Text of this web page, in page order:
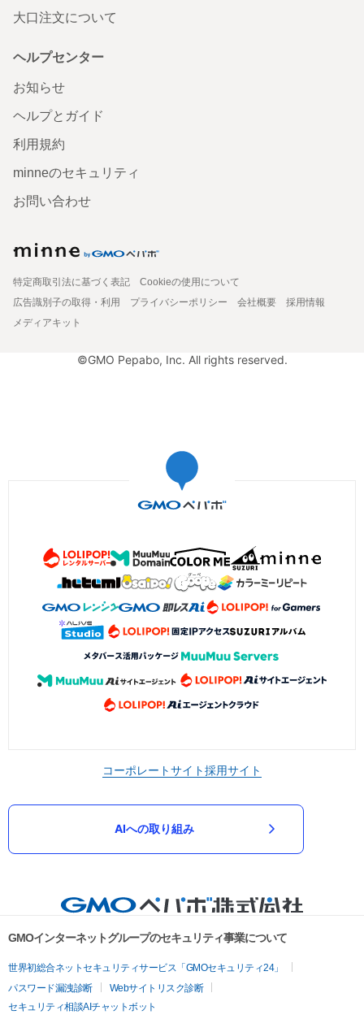
大口注文について
ヘルプセンター
お知らせ
ヘルプとガイド
利用規約
minneのセキュリティ
お問い合わせ
特定商取引法に基づく表記
Cookieの使用について
広告識別子の取得・利用
プライバシーポリシー 会社概要
採用情報
メディアキット
©GMO Pepabo, Inc. All rights reserved.
コーポレートサイト採用サイト
AIへの取り組み
GMOインターネットグループのセキュリティ事業について
世界初総合ネットセキュリティサービス「GMOセキュリティ24」
パスワード漏洩診断
Webサイトリスク診断
セキュリティ相談AIチャットボット